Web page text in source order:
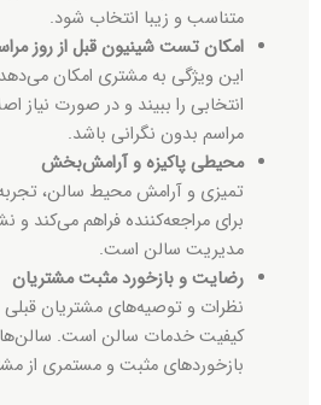
متناسب و زیبا انتخاب شود.
امکان تست شینیون قبل از روز
این ویژگی به مشتری امکان می‌دهد
انتخابی را ببیند و در صورت نیاز
مراسم بدون نگرانی باشد.
محیطی پاکیزه و آرامش‌بخش
تمیزی و آرامش محیط سالن،
برای مراجعه‌کننده فراهم می‌کند و
مدیریت سالن است.
رضایت و بازخورد مثبت مشتریان
نظرات و توصیه‌های مشتریان قبلی
کیفیت خدمات سالن است.
بازخوردهای مثبت و مستمری از